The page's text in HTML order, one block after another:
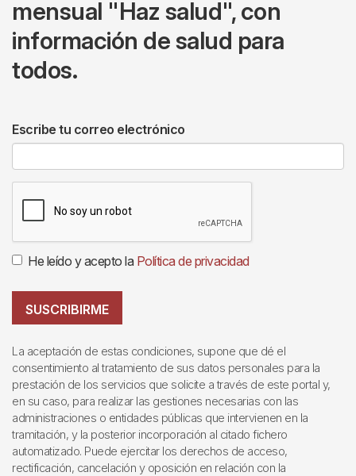
mensual "Haz salud", con
información de salud para
todos.
Escribe tu correo electrónico
He leído y acepto la Política de privacidad
SUSCRIBIRME
La aceptación de estas condiciones, supone que dé el
consentimiento al tratamiento de sus datos personales para la
prestación de los servicios que solicite a través de este portal y,
en su caso, para realizar las gestiones necesarias con las
administraciones o entidades públicas que intervienen en la
tramitación, y la posterior incorporación al citado fichero
automatizado. Puede ejercitar los derechos de acceso,
rectificación, cancelación y oposición en relación con la